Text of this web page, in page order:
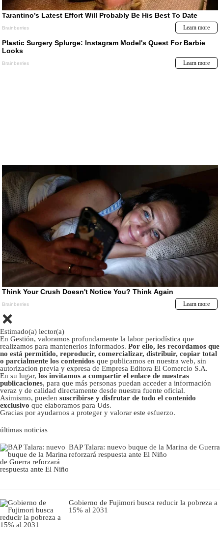
Estimado(a) lector(a)
En Gestión, valoramos profundamente la labor periodística que
realizamos para mantenerlos informados. Por ello, les recordamos que
no está permitido, reproducir, comercializar, distribuir, copiar total
o parcialmente los contenidos que publicamos en nuestra web, sin
autorizacion previa y expresa de Empresa Editora El Comercio S.A.
En su lugar, los invitamos a compartir el enlace de nuestras
publicaciones, para que más personas puedan acceder a información
veraz y de calidad directamente desde nuestra fuente oficial.
Asimismo, pueden suscribirse y disfrutar de todo el contenido
exclusivo que elaboramos para Uds.
Gracias por ayudarnos a proteger y valorar este esfuerzo.
últimas noticias
BAP Talara: nuevo buque de la Marina de Guerra
reforzará respuesta ante El Niño
Gobierno de Fujimori busca reducir la pobreza a
15% al 2031